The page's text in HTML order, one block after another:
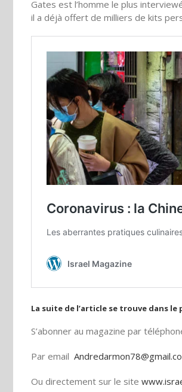
Gates est l’homme le plus
il a déjà offert de milliers de kits
La suite de l’article se trouve dans
S’abonner au magazine par
Par email
Ou directement sur le site